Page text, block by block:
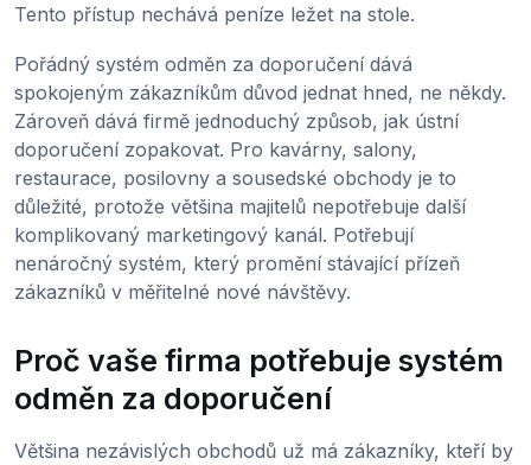
Tento přístup nechává peníze ležet na stole.
Pořádný systém odměn za doporučení dává
spokojeným zákazníkům důvod jednat hned, ne někdy.
Zároveň dává firmě jednoduchý způsob, jak ústní
doporučení zopakovat. Pro kavárny, salony,
restaurace, posilovny a sousedské obchody je to
důležité, protože většina majitelů nepotřebuje další
komplikovaný marketingový kanál. Potřebují
nenáročný systém, který promění stávající přízeň
zákazníků v měřitelné nové návštěvy.
Proč vaše firma potřebuje systém
odměn za doporučení
Většina nezávislých obchodů už má zákazníky, kteří by